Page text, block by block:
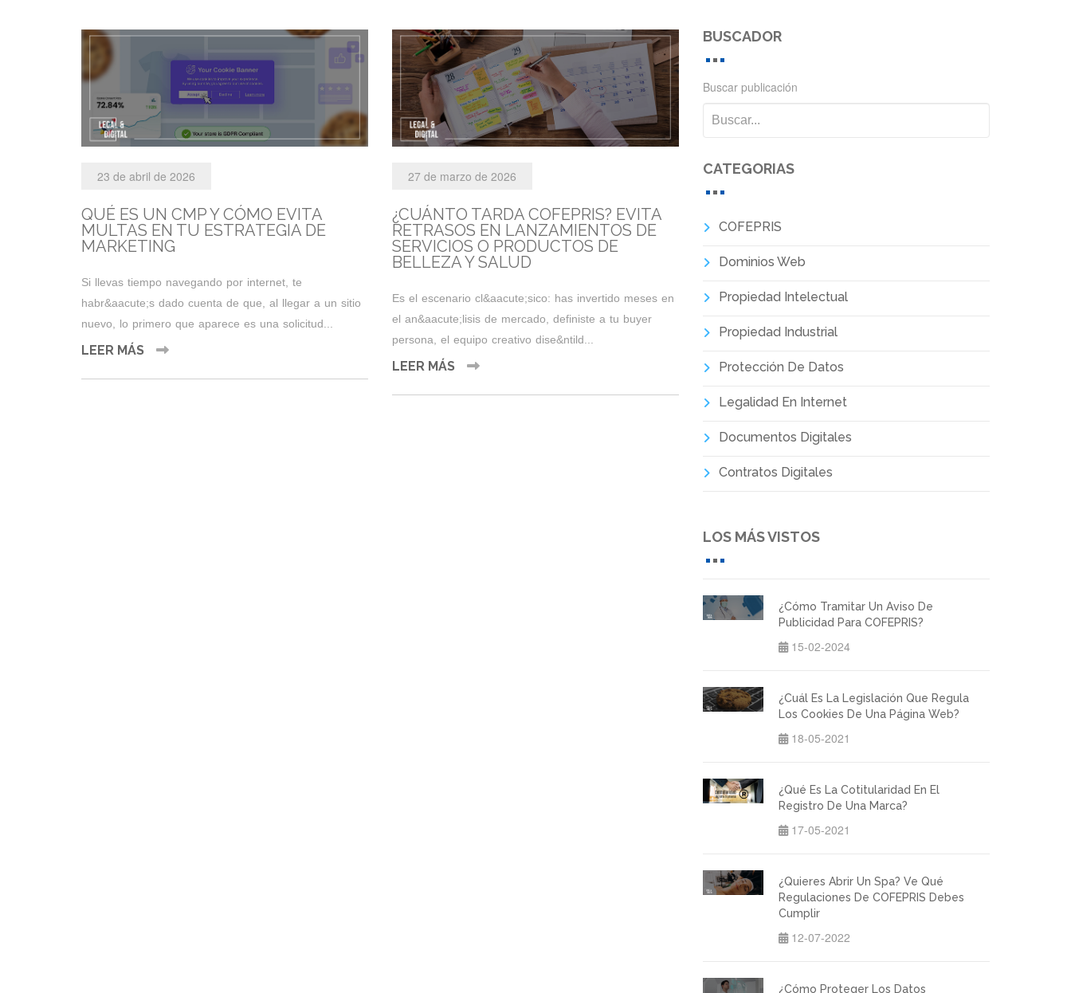
23 de abril de 2026
QUÉ ES UN CMP Y CÓMO EVITA
MULTAS EN TU ESTRATEGIA DE
MARKETING
Si llevas tiempo navegando por internet, te
habr&aacute;s dado cuenta de que, al llegar a un sitio
nuevo, lo primero que aparece es una solicitud...
LEER MÁS
27 de marzo de 2026
¿CUÁNTO TARDA COFEPRIS? EVITA
RETRASOS EN LANZAMIENTOS DE
SERVICIOS O PRODUCTOS DE
BELLEZA Y SALUD
Es el escenario cl&aacute;sico: has invertido meses en
el an&aacute;lisis de mercado, definiste a tu buyer
persona, el equipo creativo dise&ntild...
LEER MÁS
BUSCADOR
Buscar publicación
CATEGORIAS
COFEPRIS
Dominios Web
Propiedad Intelectual
Propiedad Industrial
Protección De Datos
Legalidad En Internet
Documentos Digitales
Contratos Digitales
LOS MÁS VISTOS
¿Cómo Tramitar Un Aviso De
Publicidad Para COFEPRIS?
15-02-2024
¿Cuál Es La Legislación Que Regula
Los Cookies De Una Página Web?
18-05-2021
¿Qué Es La Cotitularidad En El
Registro De Una Marca?
17-05-2021
¿Quieres Abrir Un Spa? Ve Qué
Regulaciones De COFEPRIS Debes
Cumplir
12-07-2022
¿Cómo Proteger Los Datos